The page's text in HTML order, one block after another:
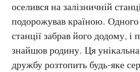
оселився на залізничній
подорожував країною.
станції забрав його додому, і
знайшов родину. Ця унікальна
дружбу розтопить будь-яке